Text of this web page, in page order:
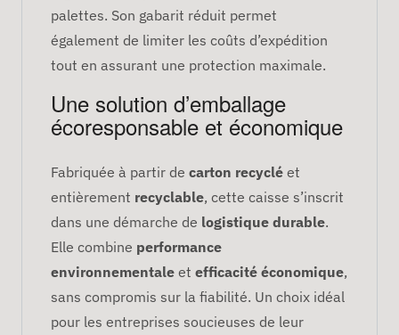
palettes. Son gabarit réduit permet
également de limiter les coûts d’expédition
tout en assurant une protection maximale.
Une solution d’emballage
écoresponsable et économique
Fabriquée à partir de carton recyclé et
entièrement recyclable, cette caisse s’inscrit
dans une démarche de logistique durable.
Elle combine performance
environnementale et efficacité économique,
sans compromis sur la fiabilité. Un choix idéal
pour les entreprises soucieuses de leur